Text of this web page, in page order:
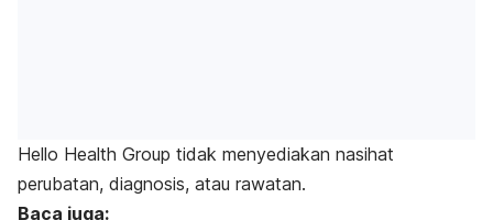
Hello Health Group tidak menyediakan nasihat
perubatan, diagnosis, atau rawatan.
Baca juga: